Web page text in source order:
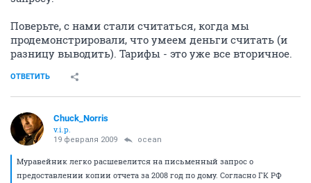
Поверьте, с нами стали считаться, когда мы
продемонстрировали, что умеем деньги считать (и
разницу выводить). Тарифы - это уже все вторичное.
ОТВЕТИТЬ
Chuck_Norris
v.i.p.
19 февраля 2009 ocean
Муравейник легко расшевелится на письменный запрос о
предоставлении копии отчета за 2008 год по дому. Согласно ГК РФ